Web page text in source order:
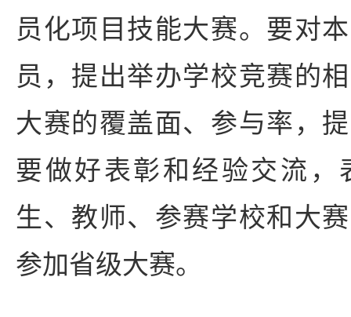
员化项目技能大赛。要对
员，提出举办学校竞赛的
大赛的覆盖面、参与率，
要做好表彰和经验交流，
生、教师、参赛学校和大
参加省级大赛。